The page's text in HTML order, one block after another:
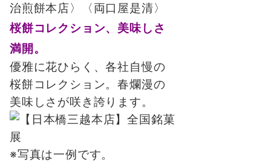
治煎餅本店〉〈両口屋是清〉
桜餅コレクション、美味しさ
満開。
優雅に花ひらく、各社自慢の
桜餅コレクション。春爛漫の
美味しさが咲き誇ります。
※写真は一例です。